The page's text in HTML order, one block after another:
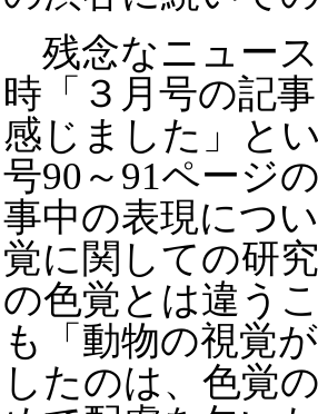
残念なニュー
時「３月号の記
感じました」と
号90～91ページ
事中の表現につ
覚に関しての研
の色覚とは違う
も「動物の視覚
したのは、色覚